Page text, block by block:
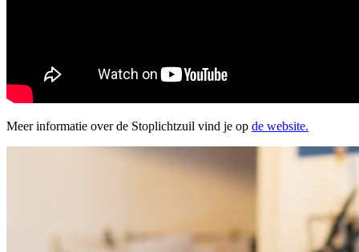
Meer informatie over de Stoplichtzuil vind je op de website.